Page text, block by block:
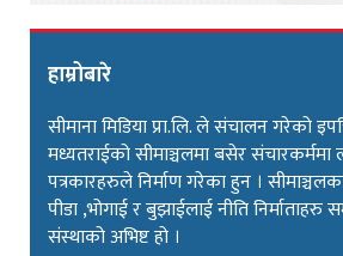
हाम्रोबारे
सीमाना मिडिया प्रा.लि. ले संचालन गरेको
मध्यतराईको सीमाञ्चलमा बसेर
पत्रकारहरुले निर्माण गरेका हुन ।
पीडा ,भोगाई र बुझाईलाई नीति निर्माताहरु
संस्थाको अभिष्ट हो ।